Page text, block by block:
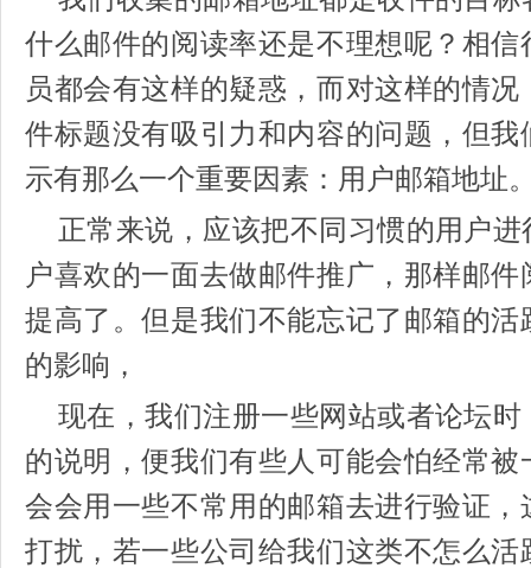
什么邮件的阅读率还是不理想呢？相
员都会有这样的疑惑，而对这样的情
件标题没有吸引力和内容的问题，但
示有那么一个重要因素：用户邮箱地址
正常来说，应该把不同习惯的用户
户喜欢的一面去做邮件推广，那样邮
提高了。但是我们不能忘记了邮箱的
的影响，
现在，我们注册一些网站或者论坛
的说明，便我们有些人可能会怕经常
会会用一些不常用的邮箱去进行验证
打扰，若一些公司给我们这类不怎么